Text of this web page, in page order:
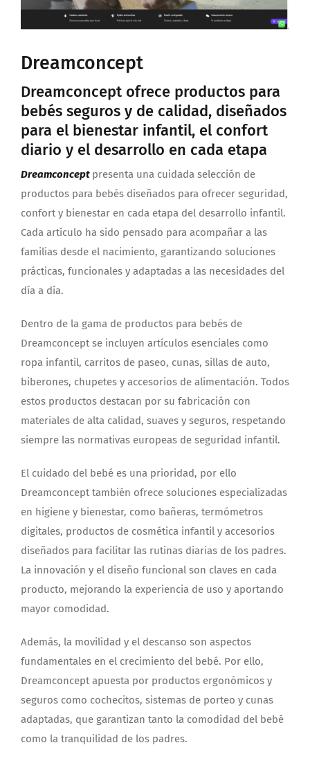
Dreamconcept
Dreamconcept ofrece productos para
bebés seguros y de calidad, diseñados
para el bienestar infantil, el confort
diario y el desarrollo en cada etapa
Dreamconcept presenta una cuidada selección de
productos para bebés diseñados para ofrecer seguridad,
confort y bienestar en cada etapa del desarrollo infantil.
Cada artículo ha sido pensado para acompañar a las
familias desde el nacimiento, garantizando soluciones
prácticas, funcionales y adaptadas a las necesidades del
día a día.
Dentro de la gama de productos para bebés de
Dreamconcept se incluyen artículos esenciales como
ropa infantil, carritos de paseo, cunas, sillas de auto,
biberones, chupetes y accesorios de alimentación. Todos
estos productos destacan por su fabricación con
materiales de alta calidad, suaves y seguros, respetando
siempre las normativas europeas de seguridad infantil.
El cuidado del bebé es una prioridad, por ello
Dreamconcept también ofrece soluciones especializadas
en higiene y bienestar, como bañeras, termómetros
digitales, productos de cosmética infantil y accesorios
diseñados para facilitar las rutinas diarias de los padres.
La innovación y el diseño funcional son claves en cada
producto, mejorando la experiencia de uso y aportando
mayor comodidad.
Además, la movilidad y el descanso son aspectos
fundamentales en el crecimiento del bebé. Por ello,
Dreamconcept apuesta por productos ergonómicos y
seguros como cochecitos, sistemas de porteo y cunas
adaptadas, que garantizan tanto la comodidad del bebé
como la tranquilidad de los padres.